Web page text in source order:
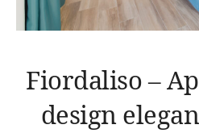
Accessori Per Pulizia
(Olio/Sale/Zucchero)
Kit Pronto Soccorso
Fiordaliso –
design